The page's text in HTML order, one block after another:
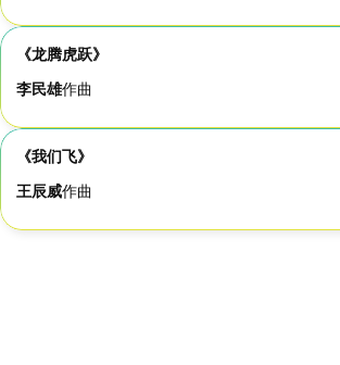
《龙腾虎跃》
李民雄作曲
《我们飞》
王辰威作曲